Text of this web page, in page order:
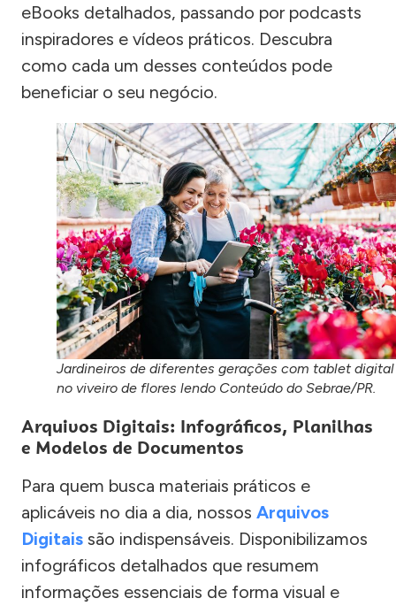
eBooks detalhados, passando por podcasts
inspiradores e vídeos práticos. Descubra
como cada um desses conteúdos pode
beneficiar o seu negócio.
Jardineiros de diferentes gerações com tablet digital
no viveiro de flores lendo Conteúdo do Sebrae/PR.
Arquivos Digitais: Infográficos, Planilhas
e Modelos de Documentos
Para quem busca materiais práticos e
aplicáveis no dia a dia, nossos Arquivos
Digitais são indispensáveis. Disponibilizamos
infográficos detalhados que resumem
informações essenciais de forma visual e